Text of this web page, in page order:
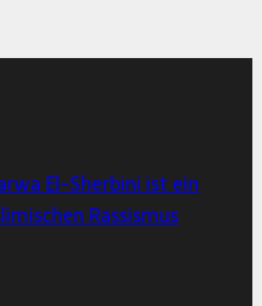
El-Sherbini ist ein
Rassismus